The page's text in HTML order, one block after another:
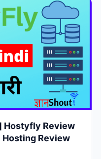
Hostyfly Review
Review